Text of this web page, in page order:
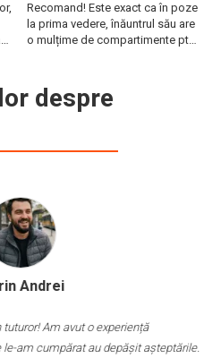
Recomand! Este exact ca în poze
la prima vedere, înăuntrul său are
o mulțime de compartimente pt
și pare foarte rezistent!
Fermoarele sunt de asemenea de
despre
Andrei
Am avut o experiență
am cumpărat au depășit așteptările.